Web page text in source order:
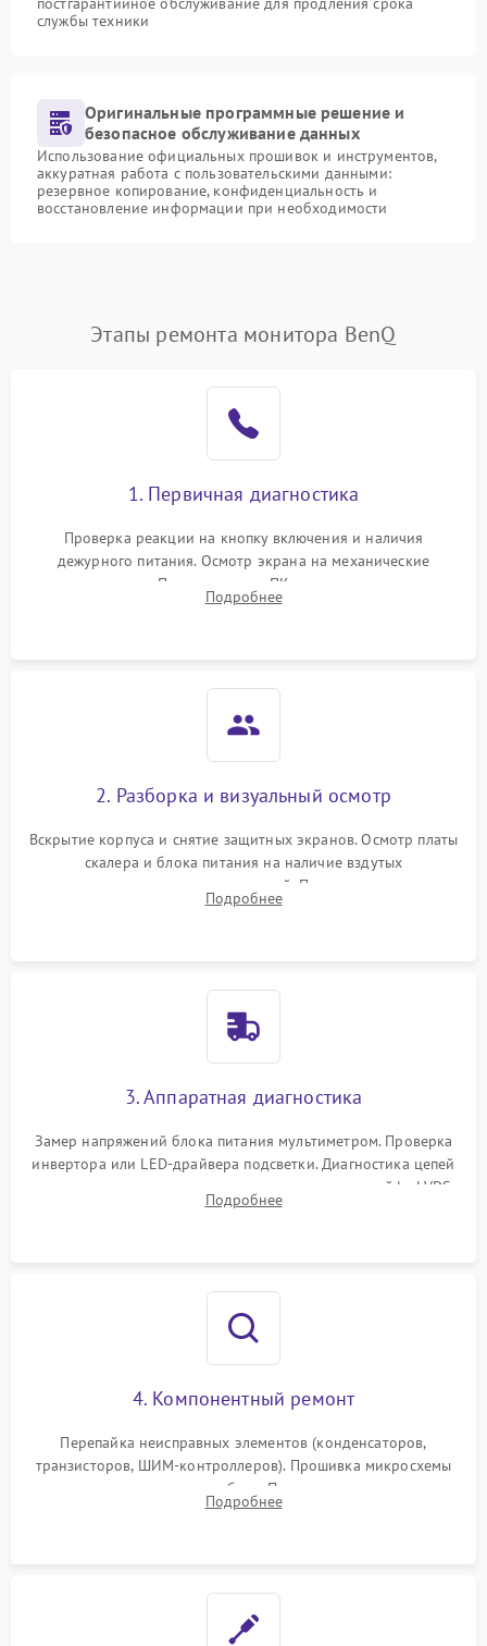
службы техники
Оригинальные программные решение и
безопасное обслуживание данных
Использование официальных прошивок и инструментов,
аккуратная работа с пользовательскими данными:
резервное копирование, конфиденциальность и
восстановление информации при необходимости
Этапы ремонта монитора BenQ
1. Первичная диагностика
Проверка реакции на кнопку включения и наличия
дежурного питания. Осмотр экрана на механические
повреждения. Подключение к ПК для оценки вывода
изображения, работы подсветки и выявления артефактов на
Подробнее
2. Разборка и визуальный осмотр
Вскрытие корпуса и снятие защитных экранов. Осмотр платы
скалера и блока питания на наличие вздутых
конденсаторов, прогаров, окислений. Проверка надежности
контактов и целостности шлейфов матрицы.
Подробнее
3. Аппаратная диагностика
Замер напряжений блока питания мультиметром. Проверка
инвертора или LED-драйвера подсветки. Диагностика цепей
питания скалера и тестирование сигналов на шлейфе LVDS
Подробнее
4. Компонентный ремонт
Перепайка неисправных элементов (конденсаторов,
транзисторов, ШИМ-контроллеров). Прошивка микросхемы
памяти при программных сбоях. При поломке подсветки —
разборка матрицы и замена выгоревших светодиодов.
Подробнее